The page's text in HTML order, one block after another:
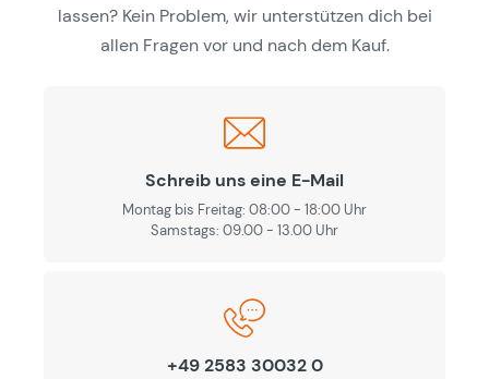
lassen? Kein Problem, wir unterstützen dich bei
allen Fragen vor und nach dem Kauf.
Schreib uns eine E-Mail
Montag bis Freitag: 08:00 - 18:00 Uhr
Samstags: 09.00 - 13.00 Uhr
+49 2583 30032 0